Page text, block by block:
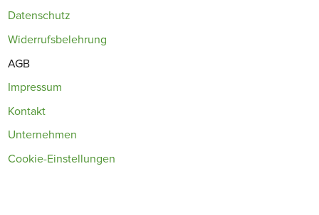
Datenschutz
Widerrufsbelehrung
AGB
Impressum
Kontakt
Unternehmen
Cookie-Einstellungen